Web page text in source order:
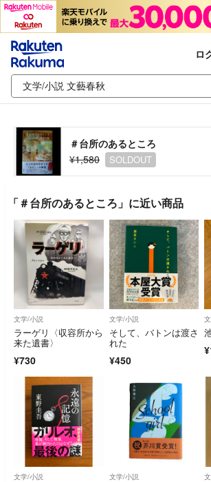
ロ
＃台所のあるところ
¥1,580
SOLDOUT
「＃台所のあるところ」に近い商品
文学/小説
ラーゲリ〈収容所から
来た遺書〉
¥730
文学/小説
そして、バトンは渡さ
れた
¥450
文学/小説 文学/小説